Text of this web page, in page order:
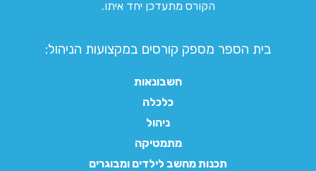
הקורס מתעדכן יחד איתו.
בית הספר מספק קורסים במקצועות הניהול:
חשבונאות
כלכלה
ניהול
מתמטיקה
תכנות מחשב לילדים ומבוגרים